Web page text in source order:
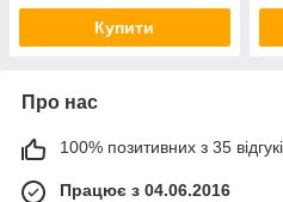
Купити
Про нас
100% позитивних з 35
Працює з 04.06.2016